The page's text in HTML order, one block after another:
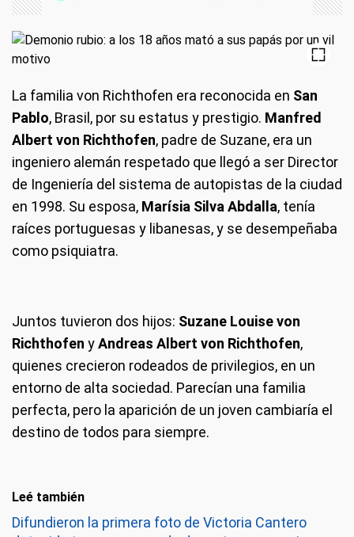
La familia von Richthofen era reconocida en San
Pablo, Brasil, por su estatus y prestigio. Manfred
Albert von Richthofen, padre de Suzane, era un
ingeniero alemán respetado que llegó a ser Director
de Ingeniería del sistema de autopistas de la ciudad
en 1998. Su esposa, Marísia Silva Abdalla, tenía
raíces portuguesas y libanesas, y se desempeñaba
como psiquiatra.
Juntos tuvieron dos hijos: Suzane Louise von
Richthofen yAndreas Albert von Richthofen,
quienes crecieron rodeados de privilegios, en un
entorno de alta sociedad. Parecían una familia
perfecta, pero la aparición de un joven cambiaría el
destino de todos para siempre.
Leé también
Difundieron la primera foto de Victoria Cantero